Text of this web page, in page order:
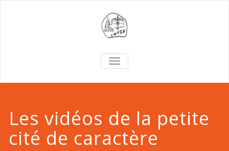
TOGGLE
NAVIGATION
Les vidéos de la petite
cité de caractère